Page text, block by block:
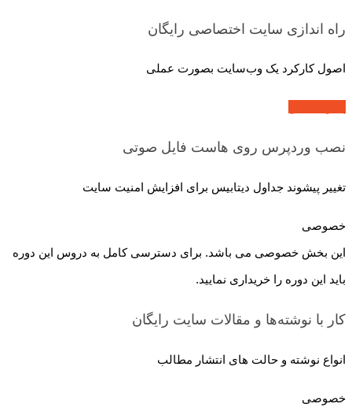
راه اندازی سایت اختصاصی رایگان
اصول کارکرد یک وب‌سایت بصورت عملی
نصب وردپرس روی هاست فایل صوتی
تغییر پیشوند جداول دیتابیس برای افزایش امنیت سایت
خصوصی
این بخش خصوصی می باشد. برای دسترسی کامل به دروس این دوره
باید این دوره را خریداری نمایید.
کار با نوشته‌ها و مقالات سایت رایگان
انواع نوشته و حالت های انتشار مطالب
خصوصی